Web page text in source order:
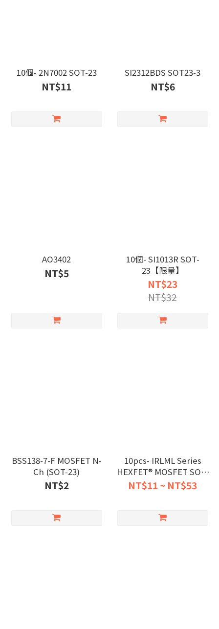
10個- 2N7002 SOT-23
NT$11
SI2312BDS SOT23-3
NT$6
AO3402
NT$5
10個- SI1013R SOT-
23【限量】
NT$23
NT$32
BSS138-7-F MOSFET N-
Ch (SOT-23)
NT$2
10pcs- IRLML Series
HEXFET® MOSFET SOT-
23 (N/P Channel)
NT$11 ~ NT$53